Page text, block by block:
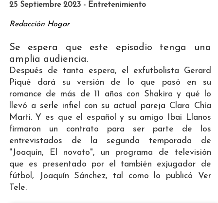
25 Septiembre 2023 - Entretenimiento
Redacción Hogar
Se espera que este episodio tenga una
amplia audiencia.
Después de tanta espera, el exfutbolista Gerard
Piqué dará su versión de lo que pasó en su
romance de más de 11 años con Shakira y qué lo
llevó a serle infiel con su actual pareja Clara Chía
Marti. Y es que el español y su amigo Ibai Llanos
firmaron un contrato para ser parte de los
entrevistados de la segunda temporada de
"Joaquín, El novato", un programa de televisión
que es presentado por el también exjugador de
fútbol, Joaquín Sánchez, tal como lo publicó Ver
Tele.